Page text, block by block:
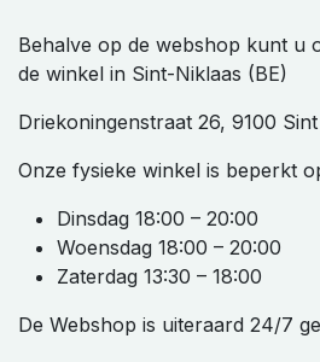
Behalve op de webshop kunt u
de winkel in Sint-Niklaas (BE)
Driekoningenstraat 26, 9100
Onze fysieke winkel is beperkt
Dinsdag 18:00 – 20:00
Woensdag 18:00 – 20:00
Zaterdag 13:30 – 18:00
De Webshop is uiteraard 24/7